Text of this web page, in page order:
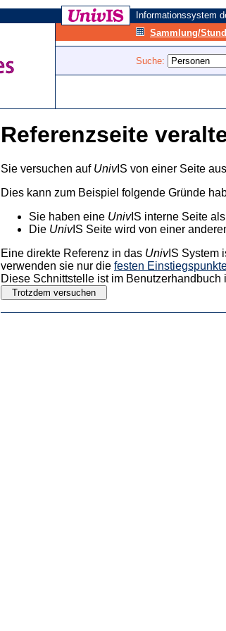
Informationssystem
Sammlung/
Suche:
Referenzseite
Sie versuchen auf UnivIS von einer Seite
Dies kann zum Beispiel folgende Gründe
Sie haben eine UnivIS interne Seite
Die UnivIS Seite wird von einer
Eine direkte Referenz in das UnivIS System
verwenden sie nur die festen
Diese Schnittstelle ist im